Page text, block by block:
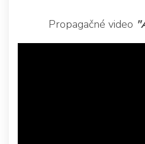
Propagačné video